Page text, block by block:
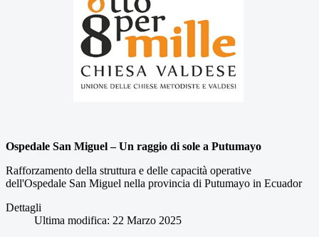
Ospedale San Miguel – Un raggio di sole a Putumayo
Rafforzamento della struttura e delle capacità operative
dell'Ospedale San Miguel nella provincia di Putumayo in Ecuador
Dettagli
Ultima modifica: 22 Marzo 2025